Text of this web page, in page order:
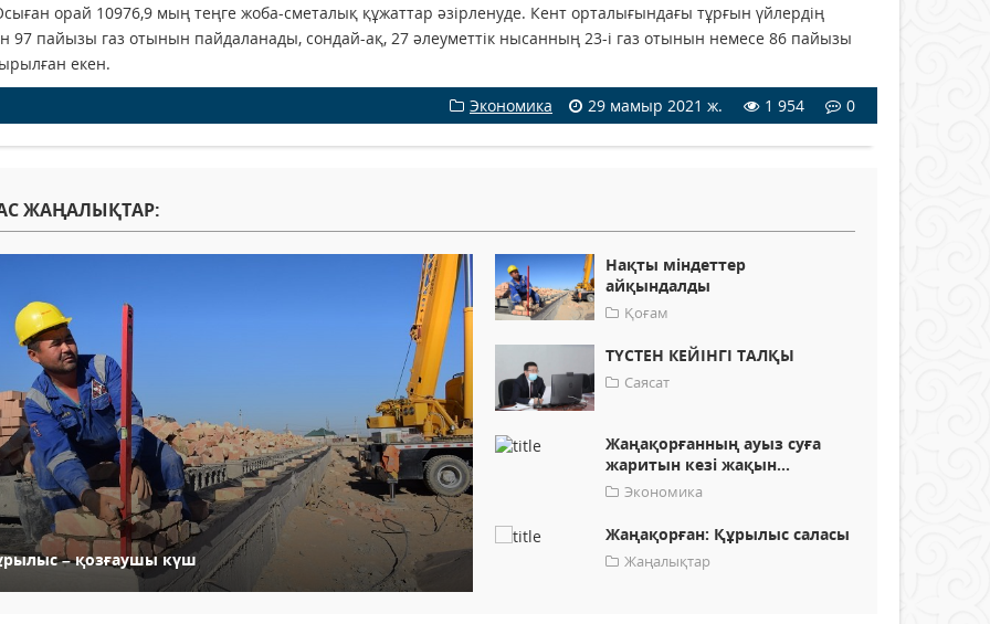
орай 10976,9 мың теңге жоба-сметалық құжаттар әзірленуде. Кент орталығындағы тұрғын үйлердің
97 пайызы газ отынын пайдаланады, сондай-ақ, 27 әлеуметтік нысанның 23-і газ отынын немесе 86 пайызы
екен.
Экономика
29 мамыр 2021 ж. 1 954 0
ЖАҢАЛЫҚТАР:
– қозғаушы күш
Нақты міндеттер
айқындалды
Қоғам
ТҮСТЕН КЕЙІНГІ ТАЛҚЫ
Саясат
Жаңақорғанның ауыз суға
жаритын кезі жақын...
Экономика
Жаңақорған: Құрылыс саласы
Жаңалықтар